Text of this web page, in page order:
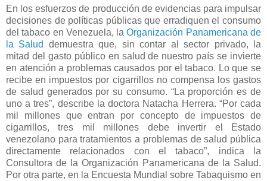
En los esfuerzos de producción de evidencias para impulsar
decisiones de políticas públicas que erradiquen el consumo
del tabaco en Venezuela, laOrganización Panamericana de
la Salud
demuestra que, sin contar al sector privado, la
mitad del gasto público en salud de nuestro país se invierte
en atención a problemas causados por el tabaco. Lo que se
recibe en impuestos por cigarrillos no compensa los gastos
de salud generados por su consumo. “La proporción es de
uno a tres”, describe la doctora Natacha Herrera. “Por cada
mil millones que entran por concepto de impuestos de
cigarrillos, tres mil millones debe invertir el Estado
venezolano para tratamientos a problemas de salud pública
directamente relacionados con el tabaco”, indica la
Consultora de la Organización Panamericana de la Salud.
Por otra parte, en la Encuesta Mundial sobre Tabaquismo en